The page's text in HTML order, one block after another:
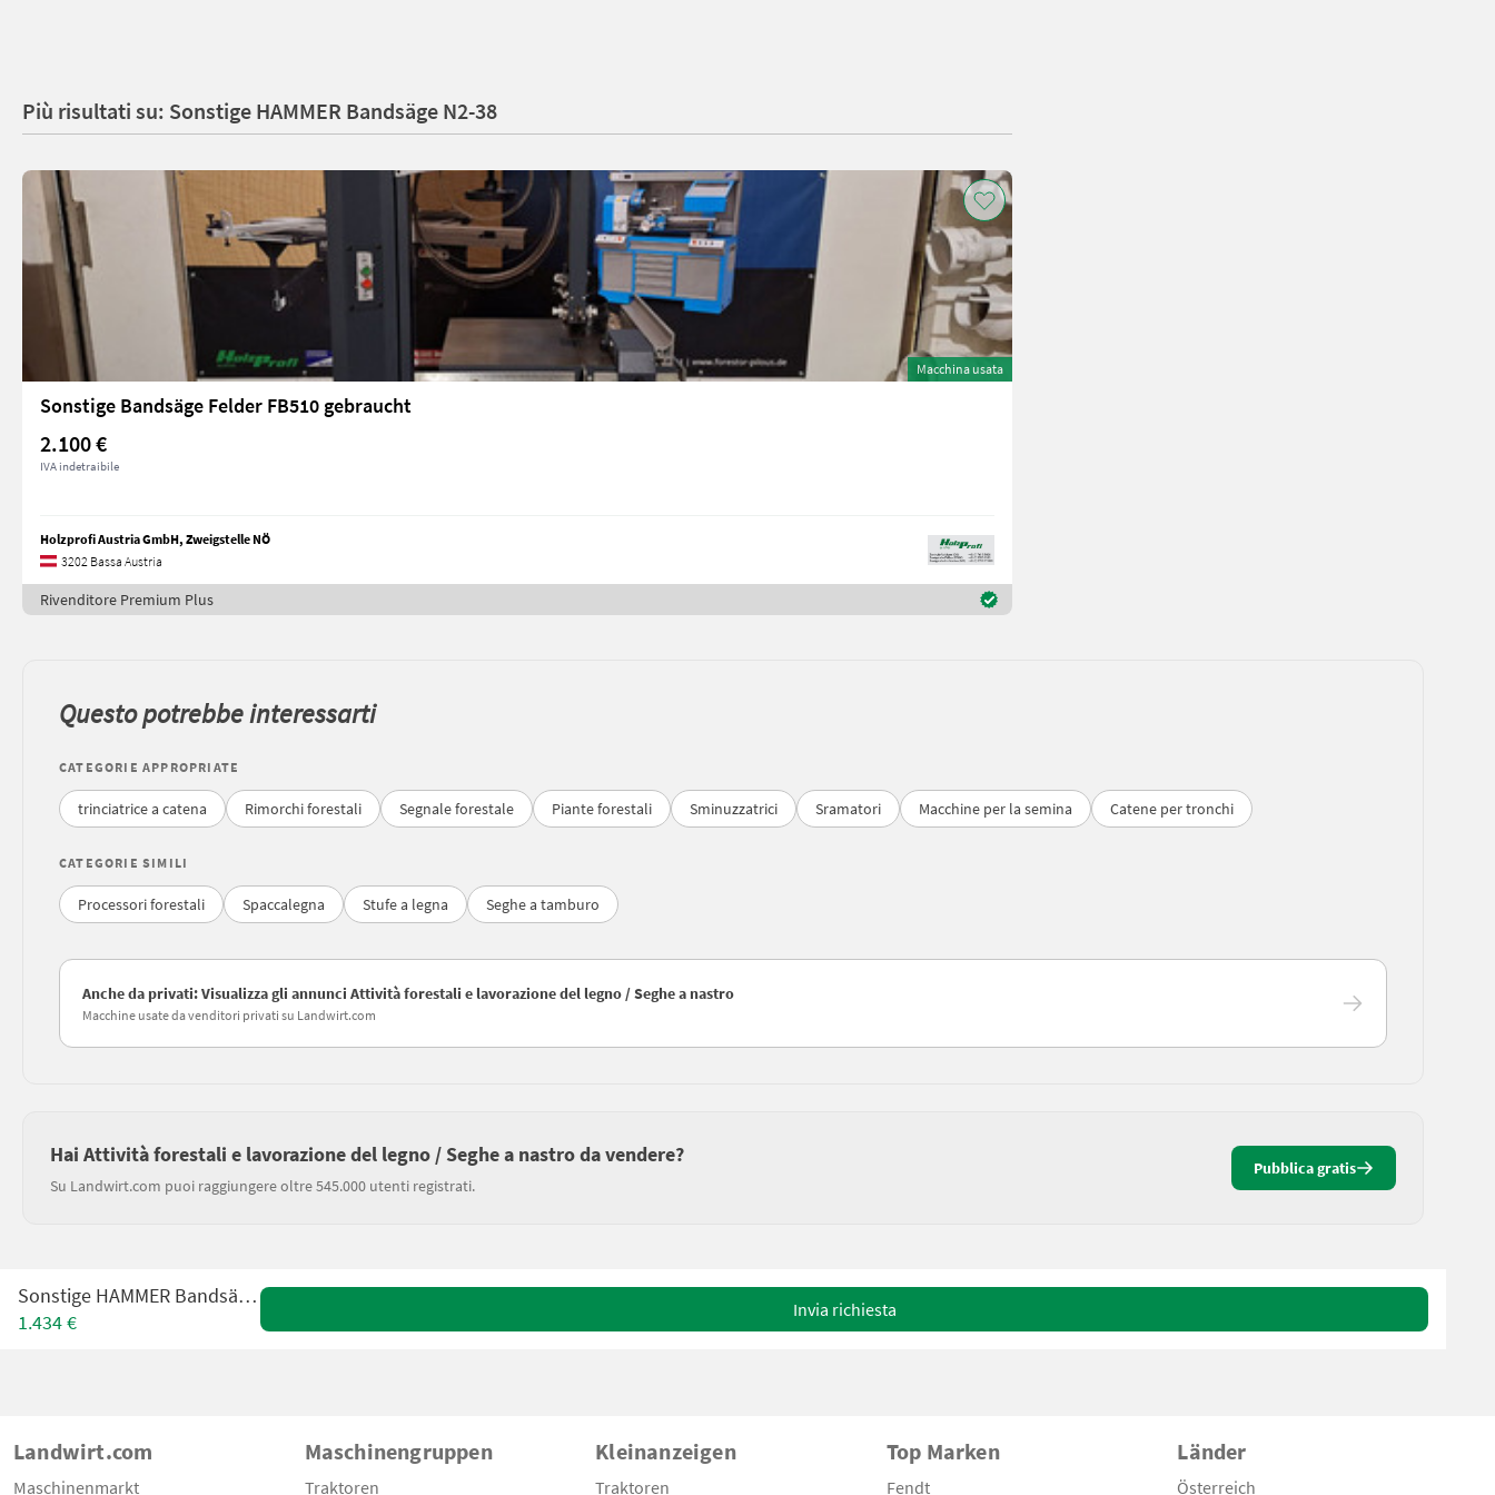
Più risultati su: Sonstige HAMMER Bandsäge N2-38
Macchina usata
Sonstige Bandsäge Felder FB510 gebraucht
2.100 €
IVA indetraibile
Holzprofi Austria GmbH, Zweigstelle NÖ
3202 Bassa Austria
Rivenditore Premium Plus
Questo potrebbe interessarti
CATEGORIE APPROPRIATE
trinciatrice a catena Rimorchi forestali Segnale forestale Piante forestali Sminuzzatrici Sramatori Macchine per la semina Catene per tronchi
CATEGORIE SIMILI
Processori forestali Spaccalegna Stufe a legna Seghe a tamburo
Anche da privati: Visualizza gli annunci Attività forestali e lavorazione del legno / Seghe a nastro
Macchine usate da venditori privati su Landwirt.com
Hai Attività forestali e lavorazione del legno / Seghe a nastro da vendere?
Su Landwirt.com puoi raggiungere oltre 545.000 utenti registrati.
Pubblica gratis
Sonstige HAMMER Bandsäge N2-38
1.434 €
Invia richiesta
Landwirt.com
Maschinenmarkt
Maschinengruppen
Traktoren
Kleinanzeigen
Traktoren
Top Marken
Fendt
Länder
Österreich